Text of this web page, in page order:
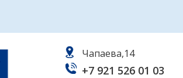
Чапаева,14
+7 921 526 01 03